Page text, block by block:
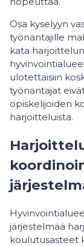
Osa kyselyyn
työnantajille
kata
ulotettaisiin
työnantajat
opiskelijoiden
harjoitteluista.
järjestelmää
koulutusasteet